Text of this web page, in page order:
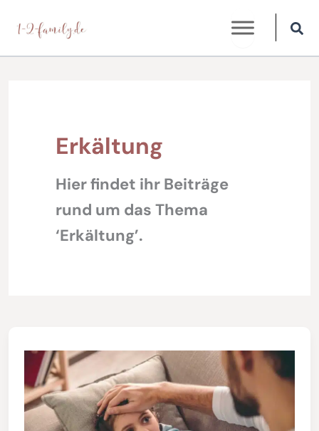
Inhalt
springen
Erkältung
Hier findet ihr Beiträge
rund um das Thema
‘Erkältung’.